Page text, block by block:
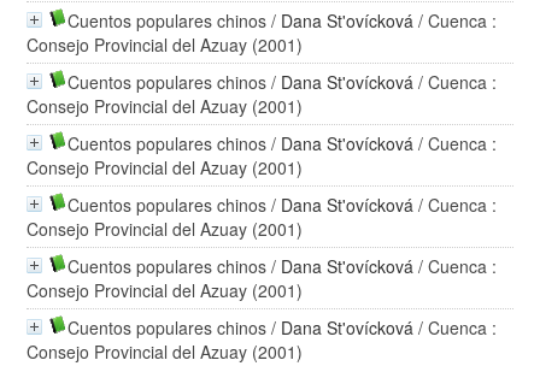
Cuentos populares chinos / Dana St'ovícková / Cuenca :
Consejo Provincial del Azuay (2001)
Cuentos populares chinos / Dana St'ovícková / Cuenca :
Consejo Provincial del Azuay (2001)
Cuentos populares chinos / Dana St'ovícková / Cuenca :
Consejo Provincial del Azuay (2001)
Cuentos populares chinos / Dana St'ovícková / Cuenca :
Consejo Provincial del Azuay (2001)
Cuentos populares chinos / Dana St'ovícková / Cuenca :
Consejo Provincial del Azuay (2001)
Cuentos populares chinos / Dana St'ovícková / Cuenca :
Consejo Provincial del Azuay (2001)